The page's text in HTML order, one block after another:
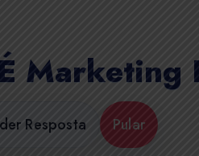
Marketing
Resposta Pular